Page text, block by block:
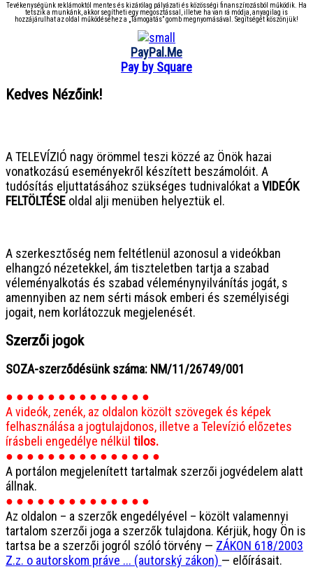
Tevékenységünk reklámoktól mentes és kizárólag pályázati és közösségi finanszírozásból működik. Ha
tetszik a munkánk, akkor segítheti egy megosztással, illetve ha van rá módja, anyagilag is
hozzájárulhat az oldal működéséhez a „Támogatás” gomb megnyomásával. Segítségét köszönjük!
PayPal.Me
Pay by Square
Kedves Nézőink!
A TELEVÍZIÓ nagy örömmel teszi közzé az Önök hazai
vonatkozású eseményekről készített beszámolóit. A
tudósítás eljuttatásához szükséges tudnivalókat aVIDEÓK
FELTÖLTÉSE oldal alji menüben helyeztük el.
A szerkesztőség nem feltétlenül azonosul a videókban
elhangzó nézetekkel, ám tiszteletben tartja a szabad
véleményalkotás és szabad véleménynyilvánítás jogát, s
amennyiben az nem sérti mások emberi és személyiségi
jogait, nem korlátozzuk megjelenését.
Szerzői jogok
SOZA-szerződésünk száma: NM/11/26749/001
● ● ● ● ● ● ● ● ● ● ● ● ● ●
A videók, zenék, az oldalon közölt szövegek és képek
felhasználása a jogtulajdonos, illetve a Televízió előzetes
írásbeli engedélye nélkül tilos.
● ● ● ● ● ● ● ● ● ● ● ● ● ● ●
A portálon megjelenített tartalmak szerzői jogvédelem alatt
állnak.
● ● ● ● ● ● ● ● ● ● ● ● ● ●
Az oldalon – a szerzők engedélyével – közölt valamennyi
tartalom szerzői joga a szerzők tulajdona. Kérjük, hogy Ön is
tartsa be a szerzői jogról szóló törvény — ZÁKON 618/2003
Z.z. o autorskom práve ... (autorský zákon) — előírásait.